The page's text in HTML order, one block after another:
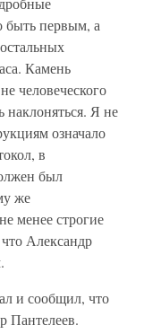
быть первым, а
Камень
человеческого
наклоняться. Я не
означало
в
был
же
менее строгие
Александр
и сообщил, что
Пантелеев.